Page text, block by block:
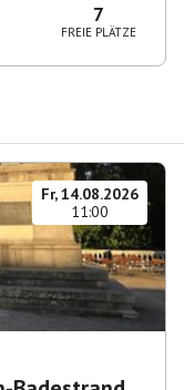
7
FREIE PLÄTZE
Fr, 14.08.2026
11:00